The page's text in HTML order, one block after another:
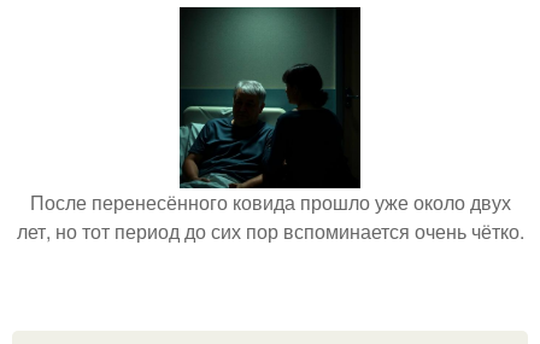
После перенесённого ковида прошло уже около двух
лет, но тот период до сих пор вспоминается очень чётко.